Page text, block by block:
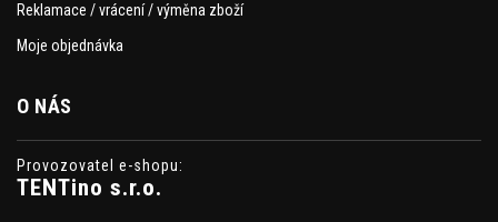
Reklamace / vrácení / výměna zboží
Moje objednávka
O NÁS
Provozovatel e-shopu:
TENTino s.r.o.